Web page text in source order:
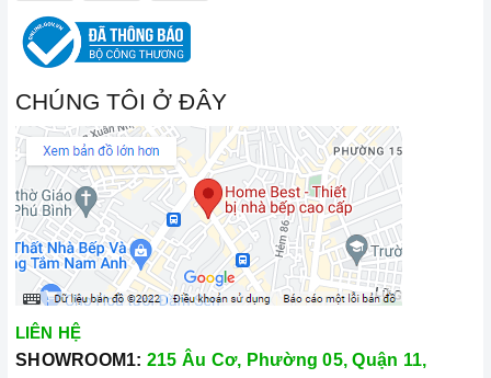
CHÚNG TÔI Ở ĐÂY
LIÊN HỆ
SHOWROOM1: 215 Âu Cơ, Phường 05, Quận 11,